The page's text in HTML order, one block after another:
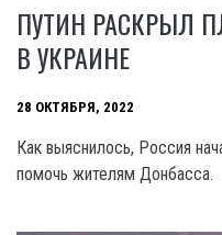
ПУТИН РАСКРЫЛ
В УКРАИНЕ
28 ОКТЯБРЯ, 2022
Как выяснилось, Россия
помочь жителям Донбасса.